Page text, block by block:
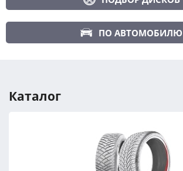
Сбросить
ПОДОБРАТЬ
Сбросить
ПО АВТОМОБИЛЮ
Год авто
ПОДОБРАТЬ
Каталог